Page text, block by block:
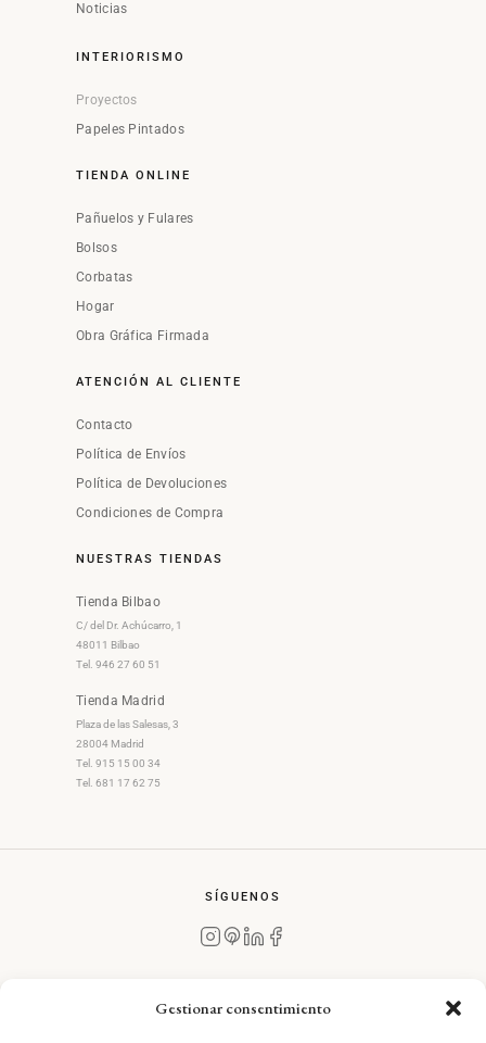
Gestionar consentimiento
Noticias
INTERIORISMO
Proyectos
Papeles Pintados
TIENDA ONLINE
Pañuelos y Fulares
Bolsos
Corbatas
Hogar
Obra Gráfica Firmada
ATENCIÓN AL CLIENTE
Contacto
Política de Envíos
Política de Devoluciones
Condiciones de Compra
NUESTRAS TIENDAS
Tienda Bilbao
C/ del Dr. Achúcarro, 1
48011 Bilbao
Tel. 946 27 60 51
Tienda Madrid
Plaza de las Salesas, 3
28004 Madrid
Tel. 915 15 00 34
Tel. 681 17 62 75
SÍGUENOS